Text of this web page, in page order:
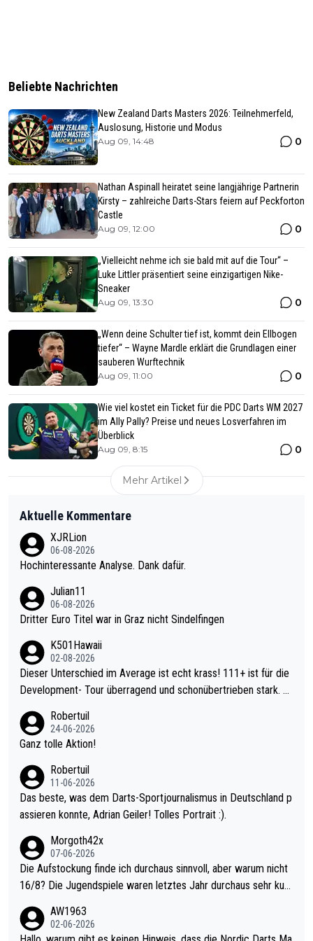
Beliebte Nachrichten
New Zealand Darts Masters 2026: Teilnehmerfeld,
Auslosung, Historie und Modus
Aug 09, 14:48 0
Nathan Aspinall heiratet seine langjährige Partnerin
Kirsty – zahlreiche Darts-Stars feiern auf Peckforton
Castle
Aug 09, 12:00 0
„Vielleicht nehme ich sie bald mit auf die Tour“ –
Luke Littler präsentiert seine einzigartigen Nike-
Sneaker
Aug 09, 13:30 0
„Wenn deine Schulter tief ist, kommt dein Ellbogen
tiefer“ – Wayne Mardle erklärt die Grundlagen einer
sauberen Wurftechnik
Aug 09, 11:00 0
Wie viel kostet ein Ticket für die PDC Darts WM 2027
im Ally Pally? Preise und neues Losverfahren im
Überblick
Aug 09, 8:15 0
Mehr Artikel
Aktuelle Kommentare
XJRLion
06-08-2026
Hochinteressante Analyse. Dank dafür.
Julian11
06-08-2026
Dritter Euro Titel war in Graz nicht Sindelfingen
K501Hawaii
02-08-2026
Dieser Unterschied im Average ist echt krass! 111+ ist für die
Development- Tour überragend und schonübertrieben stark. U
mal 40+ erst recht. Da gewinnst keinen Blumentopf - ist ja noc
h krasser wie ein Pokalspiel eines Kreisligisten vs einem Bund
Robertuil
24-06-2026
Ganz tolle Aktion!
Robertuil
11-06-2026
Das beste, was dem Darts-Sportjournalismus in Deutschland p
assieren konnte, Adrian Geiler! Tolles Portrait :).
Morgoth42x
07-06-2026
Die Aufstockung finde ich durchaus sinnvoll, aber warum nicht
16/8? Die Jugendspiele waren letztes Jahr durchaus sehr kurz
Allerdings ist Mitchell Lawrie als Nummer 1 der Welt eh qualifi
ziert. Somit ändert die automatische Qualifikation des Weltmei
AW1963
02-06-2026